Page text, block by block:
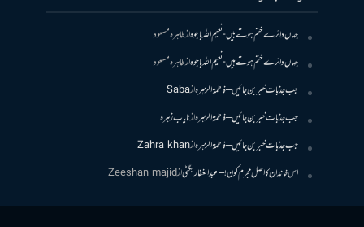
جہاں دائرے ختم ہوتے ہیں- نعیم اللہ باجوہازطاہرہ مسعود
جہاں دائرے ختم ہوتے ہیں- نعیم اللہ باجوہازطاہرہ مسعود
جب جذبات خبر بن جائیں – فاطمۃالزہرہازSaba
جب جذبات خبر بن جائیں – فاطمۃالزہرہازنایاب زہرہ
جب جذبات خبر بن جائیں – فاطمۃالزہرہازZahra khan
اس خاندان کا اصل مجرم کون! – عبدالغفار بگٹیازZeeshan majid